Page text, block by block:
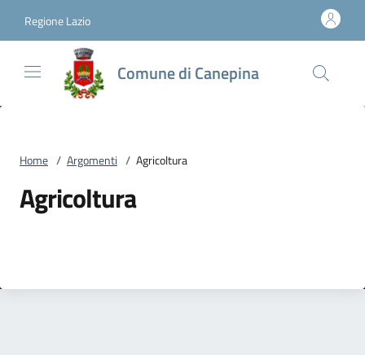
Regione Lazio
Comune di Canepina
Home / Argomenti / Agricoltura
Agricoltura